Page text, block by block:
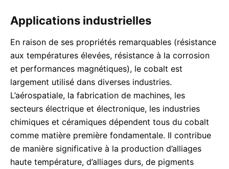
Applications industrielles
En raison de ses propriétés remarquables (résistance
aux températures élevées, résistance à la corrosion
et performances magnétiques), le cobalt est
largement utilisé dans diverses industries.
L’aérospatiale, la fabrication de machines, les
secteurs électrique et électronique, les industries
chimiques et céramiques dépendent tous du cobalt
comme matière première fondamentale. Il contribue
de manière significative à la production d’alliages
haute température, d’alliages durs, de pigments